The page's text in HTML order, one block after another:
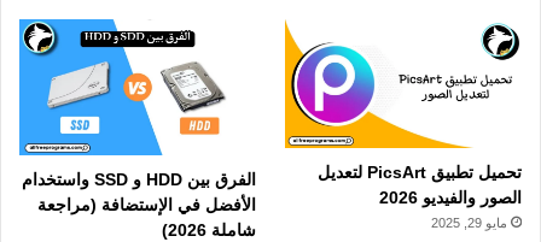
تحميل تطبيق PicsArt لتعديل
الصور والفيديو 2026
مايو 29, 2025
الفرق بين HDD و SSD واستخدام
الأفضل في الإستضافة (مراجعة
شاملة 2026)